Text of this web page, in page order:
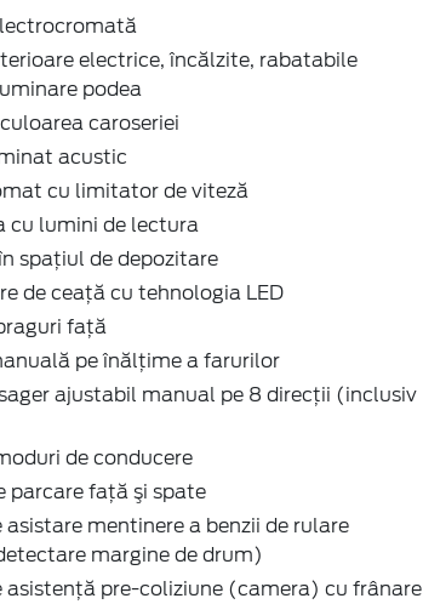
electrice, încălzite, rabatabile
podea
caroseriei
acustic
cu limitator de viteză
cu lumini de lectura
spaţiul de depozitare
de ceaţă cu tehnologia LED
faţă
pe înălţime a farurilor
ajustabil manual pe 8 direcţii (inclusiv
de conducere
parcare faţă şi spate
asistare mentinere a benzii de rulare
margine de drum)
asistenţă pre-coliziune (camera) cu frânare